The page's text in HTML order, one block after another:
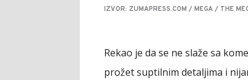
IZVOR: ZUMAPRESS.COM / MEGA / THE
Rekao je da se ne slaže sa
prožet suptilnim detaljima i